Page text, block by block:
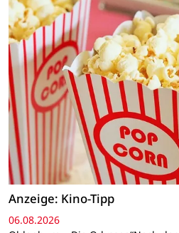
Anzeige: Kino-Tipp
06.08.2026